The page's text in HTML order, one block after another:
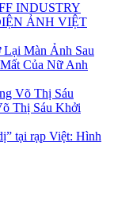
INDUSTRY
ẢNH VIỆT
Màn Ảnh Sau
Của Nữ Anh
Võ Thị Sáu
Thị Sáu Khởi
tại rạp Việt: Hình